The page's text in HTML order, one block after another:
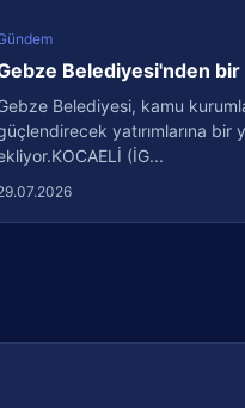
Belediyesi'nden bir
Belediyesi, kamu
yatırımlarına bir
(İG...